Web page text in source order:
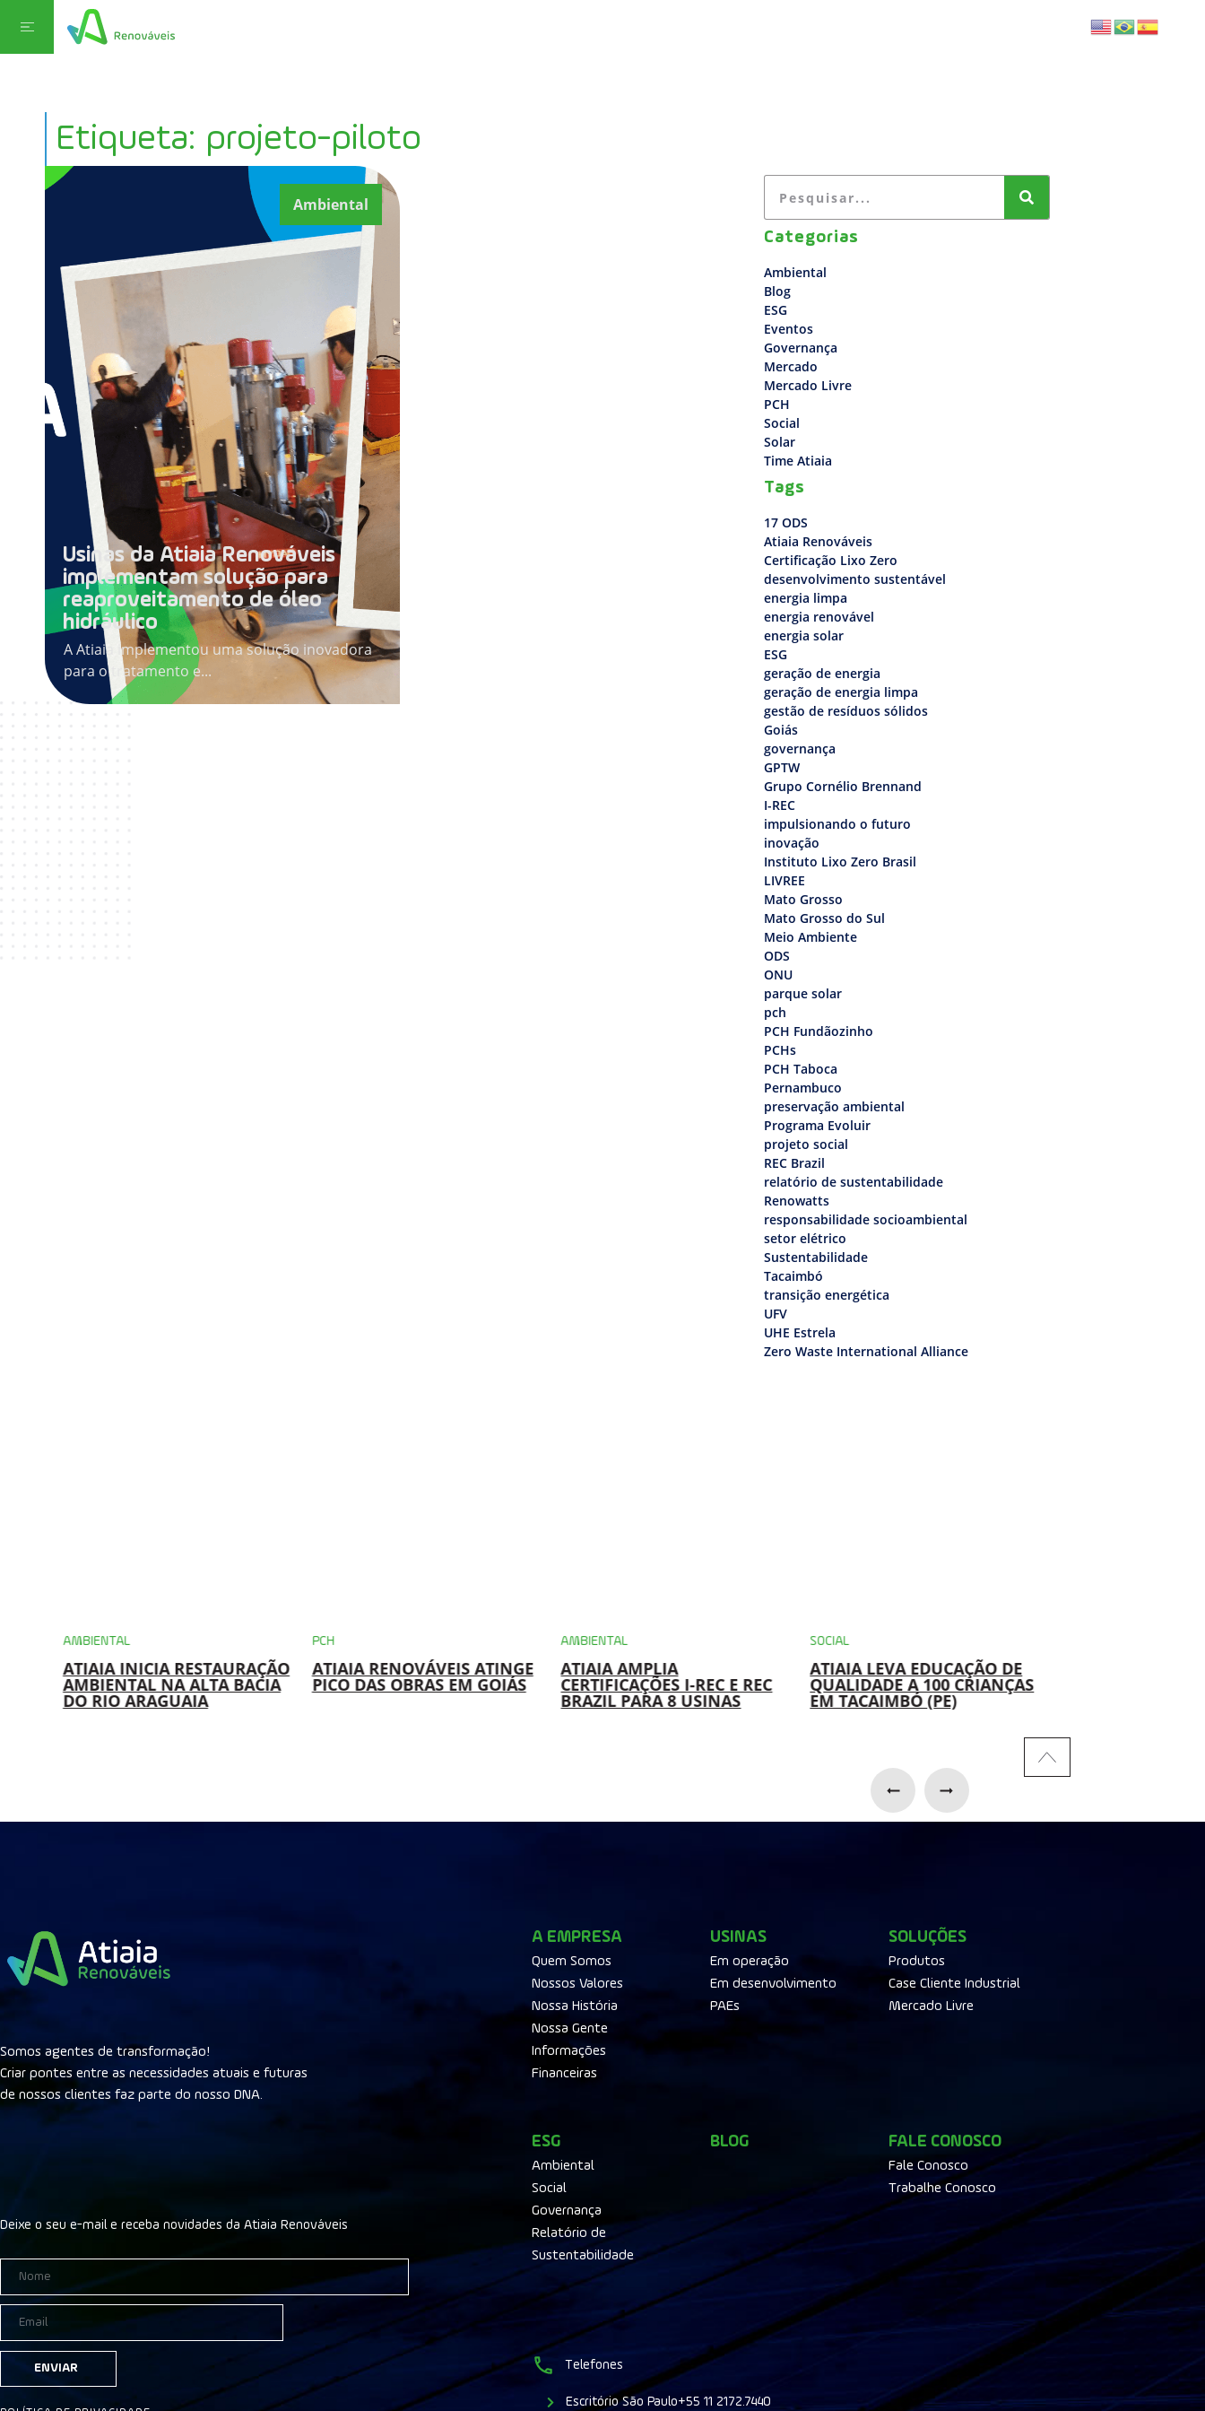
Etiqueta: projeto-piloto
Ambiental
Usinas da Atiaia Renováveis
implementam solução para
reaproveitamento de óleo
hidráulico
A Atiaia implementou uma solução inovadora
para o tratamento e...
Categorias
Ambiental
Blog
ESG
Eventos
Governança
Mercado
Mercado Livre
PCH
Social
Solar
Time Atiaia
Tags
17 ODS
Atiaia Renováveis
Certificação Lixo Zero
desenvolvimento sustentável
energia limpa
energia renovável
energia solar
ESG
geração de energia
geração de energia limpa
gestão de resíduos sólidos
Goiás
governança
GPTW
Grupo Cornélio Brennand
I-REC
impulsionando o futuro
inovação
Instituto Lixo Zero Brasil
LIVREE
Mato Grosso
Mato Grosso do Sul
Meio Ambiente
ODS
ONU
parque solar
pch
PCH Fundãozinho
PCHs
PCH Taboca
Pernambuco
preservação ambiental
Programa Evoluir
projeto social
REC Brazil
relatório de sustentabilidade
Renowatts
responsabilidade socioambiental
setor elétrico
Sustentabilidade
Tacaimbó
transição energética
UFV
UHE Estrela
Zero Waste International Alliance
AMBIENTAL
ATIAIA INICIA RESTAURAÇÃO
AMBIENTAL NA ALTA BACIA
DO RIO ARAGUAIA
PCH
ATIAIA RENOVÁVEIS ATINGE
PICO DAS OBRAS EM GOIÁS
AMBIENTAL
ATIAIA AMPLIA
CERTIFICAÇÕES I-REC E REC
BRAZIL PARA 8 USINAS
SOCIAL
ATIAIA LEVA EDUCAÇÃO DE
QUALIDADE A 100 CRIANÇAS
EM TACAIMBÓ (PE)
ÓLEO
Somos agentes de transformação!
Criar pontes entre as necessidades atuais e futuras
de nossos clientes faz parte do nosso DNA.
Deixe o seu e-mail e receba novidades da Atiaia Renováveis
ENVIAR
A EMPRESA
Quem Somos
Nossos Valores
Nossa História
Nossa Gente
Informações
Financeiras
USINAS
Em operação
Em desenvolvimento
PAEs
SOLUÇÕES
Produtos
Case Cliente Industrial
Mercado Livre
ESG
Ambiental
Social
Governança
Relatório de
Sustentabilidade
BLOG FALE CONOSCO
Fale Conosco
Trabalhe Conosco
Telefones
Escritório São Paulo+55 11 2172.7440